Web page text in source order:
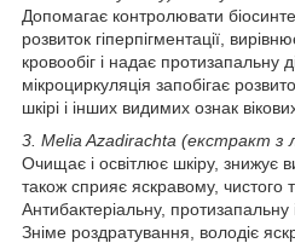
Допомагає контролювати
розвиток гіперпігментації,
кровообіг і надає протизапальну
мікроциркуляція запобігає
шкірі і інших видимих ознак
3. Melia Azadirachta (екстракт з
Очищає і освітлює шкіру, знижує
також сприяє яскравому, чистого
Антибактеріальну, протизапальну
Зніме роздратування, володіє